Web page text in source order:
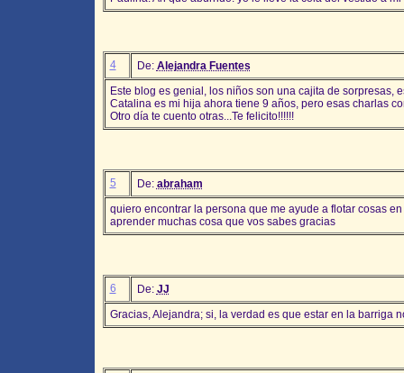
4 De: Alejandra Fuentes
Este blog es genial, los niños son una cajita de sorpresas,
Catalina es mi hija ahora tiene 9 años, pero esas charlas
Otro día te cuento otras...Te felicito!!!!!!
5 De: abraham
quiero encontrar la persona que me ayude a flotar cosas
aprender muchas cosa que vos sabes gracias
6 De: JJ
Gracias, Alejandra; si, la verdad es que estar en la barriga